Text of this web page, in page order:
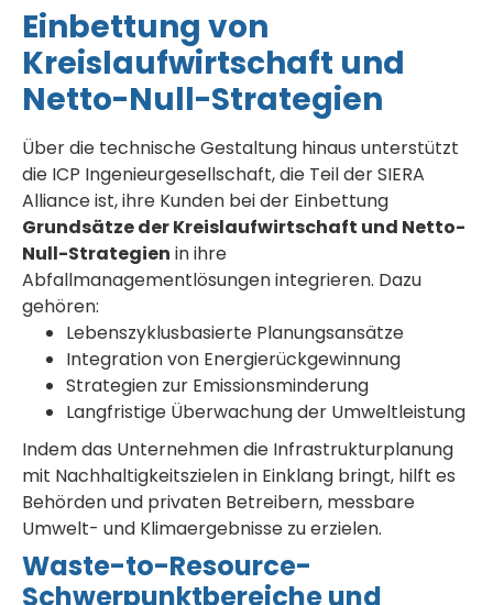
Einbettung von
Kreislaufwirtschaft und
Netto-Null-Strategien
Über die technische Gestaltung hinaus unterstützt
die ICP Ingenieurgesellschaft, die Teil der SIERA
Alliance ist, ihre Kunden bei der Einbettung
Grundsätze der Kreislaufwirtschaft und Netto-
Null-Strategien in ihre
Abfallmanagementlösungen integrieren. Dazu
gehören:
Lebenszyklusbasierte Planungsansätze
Integration von Energierückgewinnung
Strategien zur Emissionsminderung
Langfristige Überwachung der Umweltleistung
Indem das Unternehmen die Infrastrukturplanung
mit Nachhaltigkeitszielen in Einklang bringt, hilft es
Behörden und privaten Betreibern, messbare
Umwelt- und Klimaergebnisse zu erzielen.
Waste-to-Resource-
Schwerpunktbereiche und